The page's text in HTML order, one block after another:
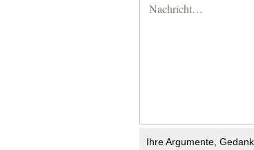
Ihre Argumente,